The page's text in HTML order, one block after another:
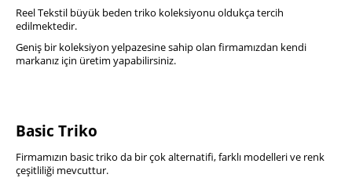
Reel Tekstil büyük beden triko koleksiyonu oldukça tercih
edilmektedir.
Geniş bir koleksiyon yelpazesine sahip olan firmamızdan kendi
markanız için üretim yapabilirsiniz.
Basic Triko
Firmamızın basic triko da bir çok alternatifi, farklı modelleri ve renk
çeşitliliği mevcuttur.